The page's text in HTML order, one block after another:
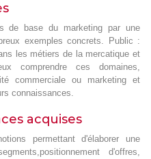
de base du marketing par une
exemples concrets. Public :
les métiers de la mercatique et
comprendre ces domaines,
commerciale ou marketing et
connaissances.
acquises
permettant d'élaborer une
d'offres,